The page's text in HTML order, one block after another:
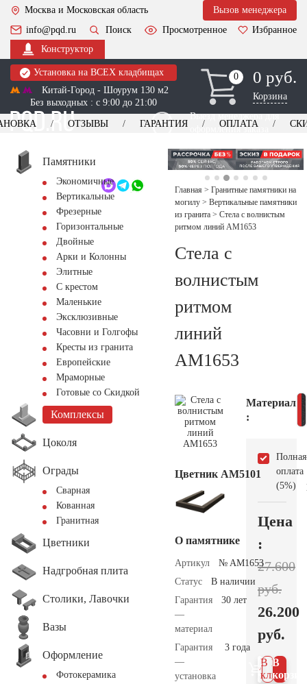
Москва и Московская область
Вызов менеджера
info@pqd.ru
Поиск Просмотренное
Избранное
Конструктор
Установка на ВСЕХ кладбищах
Китай-Город - Шоурум 130 м2
Без выходных : с 9:00 до 21:00
0
0 0 руб.
Корзина
Выезд менеджера для
оформления заказа
+7 (495) 518-44-23
Обратный звонок
ОТЗЫВЫ ГАРАНТИЯ ОПЛАТА
Памятники
Экономичные
Вертикальные
Фрезерные
Горизонтальные
Двойные
Арки и Колонны
Элитные
С крестом
Маленькие
Эксклюзивные
Часовни и Голгофы
Кресты из гранита
Европейские
Мраморные
Готовые со Скидкой
Комплексы
Цоколя
Ограды
Сварная
Кованная
Гранитная
Цветники
Надгробная плита
Столики, Лавочки
Вазы
Оформление
Фотокерамика
Главная > Гранитные памятники на
могилу > Вертикальные памятники
из гранита > Стела с волнистым
ритмом линий AM1653
Стела с
волнистым
ритмом
линий
AM1653
Цветник АМ5101
О памятнике
Артикул
№ AM1653
Статус
В наличии
Гарантия
—
материал
30 лет
Гарантия
—
установка
3 года
Материал
:
Полная
оплата
(5%)
Цена
:
27.600
руб.
26.200
руб.
В
В 1
клик